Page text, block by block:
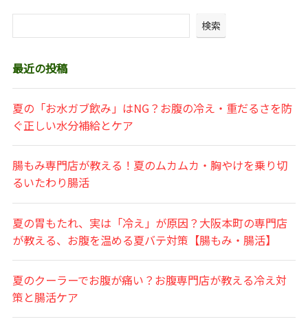
検索
最近の投稿
夏の「お水ガブ飲み」はNG？お腹の冷え・重だるさを防
ぐ正しい水分補給とケア
腸もみ専門店が教える！夏のムカムカ・胸やけを乗り切
るいたわり腸活
夏の胃もたれ、実は「冷え」が原因？大阪本町の専門店
が教える、お腹を温める夏バテ対策【腸もみ・腸活】
夏のクーラーでお腹が痛い？お腹専門店が教える冷え対
策と腸活ケア